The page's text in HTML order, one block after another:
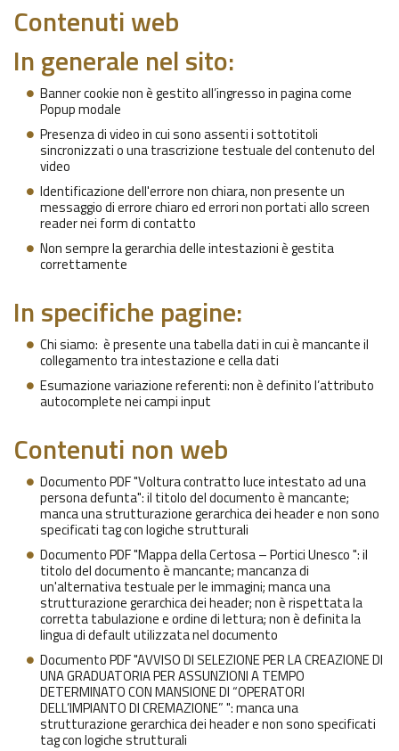
Contenuti web
In generale nel sito:
Banner cookie non è gestito all’ingresso in pagina come
Popup modale
Presenza di video in cui sono assenti i sottotitoli
sincronizzati o una trascrizione testuale del contenuto del
video
Identificazione dell'errore non chiara, non presente un
messaggio di errore chiaro ed errori non portati allo screen
reader nei form di contatto
Non sempre la gerarchia delle intestazioni è gestita
correttamente
In specifiche pagine:
Chi siamo: è presente una tabella dati in cui è mancante il
collegamento tra intestazione e cella dati
Esumazione variazione referenti: non è definito l’attributo
autocomplete nei campi input
Contenuti non web
Documento PDF "Voltura contratto luce intestato ad una
persona defunta": il titolo del documento è mancante;
manca una strutturazione gerarchica dei header e non sono
specificati tag con logiche strutturali
Documento PDF "Mappa della Certosa – Portici Unesco ": il
titolo del documento è mancante; mancanza di
un'alternativa testuale per le immagini; manca una
strutturazione gerarchica dei header; non è rispettata la
corretta tabulazione e ordine di lettura; non è definita la
lingua di default utilizzata nel documento
Documento PDF "AVVISO DI SELEZIONE PER LA CREAZIONE DI
UNA GRADUATORIA PER ASSUNZIONI A TEMPO
DETERMINATO CON MANSIONE DI “OPERATORI
DELL’IMPIANTO DI CREMAZIONE” ": manca una
strutturazione gerarchica dei header e non sono specificati
tag con logiche strutturali